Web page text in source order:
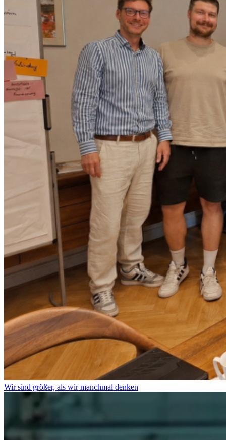
Wir sind größer, als wir manchmal denken